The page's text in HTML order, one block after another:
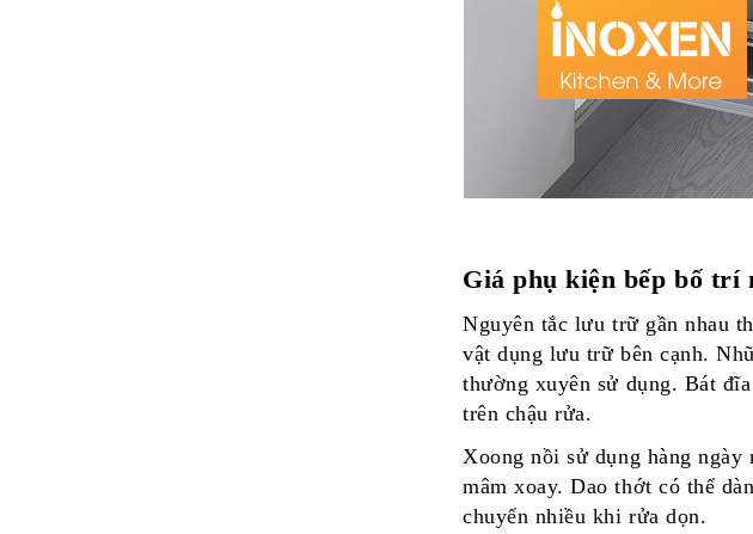
Giá phụ kiện bếp bố trí
Nguyên tắc lưu trữ gần nhau
vật dụng lưu trữ bên cạnh.
thường xuyên sử dụng. Bát
trên chậu rửa.
Xoong nồi sử dụng hàng
mâm xoay. Dao thớt có thể
chuyển nhiều khi rửa dọn.